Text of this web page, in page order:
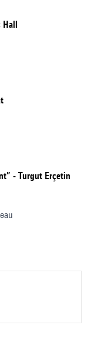
Hall
- Turgut Erçetin